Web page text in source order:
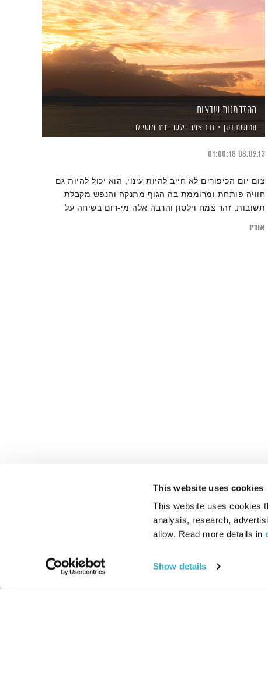
This website uses cookies
This website uses cookies
analysis, research,
allow. Read more details in
Show details
ההזדמנות שבצום
תחושת בטן זהר צמח וילסון וד"ר מוטי לוי
08.09.13
01:00:18
צום יום הכיפורים לא חייב להיות עינוי, הוא יכול להיות גם
חוויה פותחת ומרוממת בה הגוף מתנקה והנפש מקבלת
תשובות. זהר צמח וילסון והרבה אלה מי-רום בשיחה על
אודיו